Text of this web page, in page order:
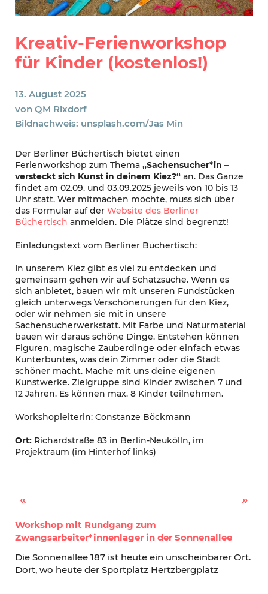
Kreativ-Ferienworkshop
für Kinder (kostenlos!)
13. August 2025
von QM Rixdorf
Bildnachweis: unsplash.com/Jas Min
Der Berliner Büchertisch bietet einen
Ferienworkshop zum Thema „Sachensucher*in –
versteckt sich Kunst in deinem Kiez?“ an. Das Ganze
findet am 02.09. und 03.09.2025 jeweils von 10 bis 13
Uhr statt. Wer mitmachen möchte, muss sich über
das Formular auf der Website des Berliner
Büchertisch anmelden. Die Plätze sind begrenzt!
Einladungstext vom Berliner Büchertisch:
In unserem Kiez gibt es viel zu entdecken und
gemeinsam gehen wir auf Schatzsuche. Wenn es
sich anbietet, bauen wir mit unseren Fundstücken
gleich unterwegs Verschönerungen für den Kiez,
oder wir nehmen sie mit in unsere
Sachensucherwerkstatt. Mit Farbe und Naturmaterial
bauen wir daraus schöne Dinge. Entstehen können
Figuren, magische Zauberdinge oder einfach etwas
Kunterbuntes, was dein Zimmer oder die Stadt
schöner macht. Mache mit uns deine eigenen
Kunstwerke. Zielgruppe sind Kinder zwischen 7 und
12 Jahren. Es können max. 8 Kinder teilnehmen.
Workshopleiterin: Constanze Böckmann
Ort: Richardstraße 83 in Berlin-Neukölln, im
Projektraum (im Hinterhof links)
Workshop mit Rundgang zum
Zwangsarbeiter*innenlager in der Sonnenallee
Die Sonnenallee 187 ist heute ein unscheinbarer Ort.
Dort, wo heute der Sportplatz Hertzbergplatz